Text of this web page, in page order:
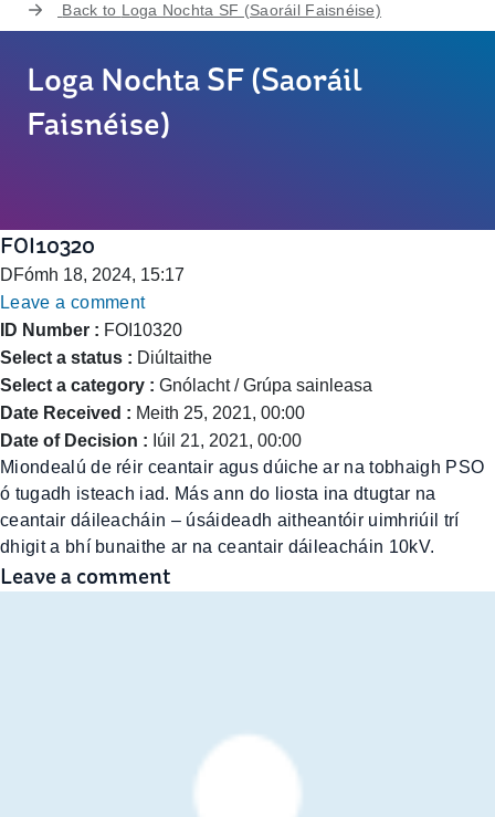
Back to Loga Nochta SF (Saoráil Faisnéise)
Loga Nochta SF (Saoráil
Faisnéise)
FOI10320
DFómh 18, 2024, 15:17
Leave a comment
ID Number : FOI10320
Select a status : Diúltaithe
Select a category : Gnólacht / Grúpa sainleasa
Date Received : Meith 25, 2021, 00:00
Date of Decision : Iúil 21, 2021, 00:00
Miondealú de réir ceantair agus dúiche ar na tobhaigh PSO
ó tugadh isteach iad. Más ann do liosta ina dtugtar na
ceantair dáileacháin – úsáideadh aitheantóir uimhriúil trí
dhigit a bhí bunaithe ar na ceantair dáileacháin 10kV.
Leave a comment